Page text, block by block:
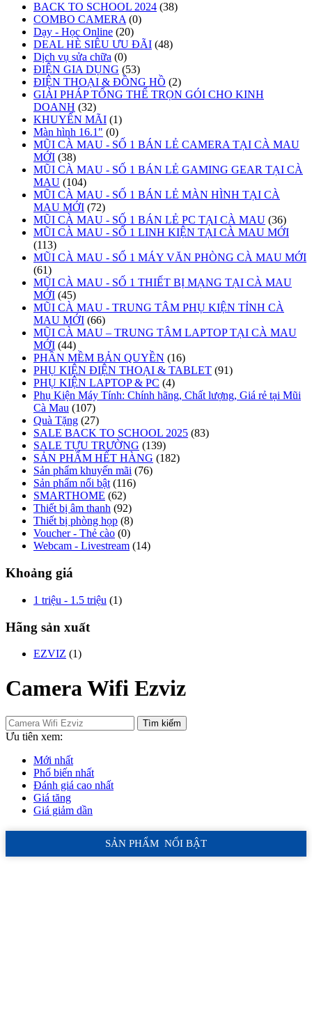
BACK TO SCHOOL 2024 (38)
COMBO CAMERA (0)
Dạy - Học Online (20)
DEAL HÈ SIÊU ƯU ĐÃI (48)
Dịch vụ sửa chữa (0)
ĐIỆN GIA DỤNG (53)
ĐIỆN THOẠI & ĐỒNG HỒ (2)
GIẢI PHÁP TỔNG THỂ TRỌN GÓI CHO KINH
DOANH (32)
KHUYẾN MÃI (1)
Màn hình 16.1" (0)
MŨI CÀ MAU - SỐ 1 BÁN LẺ CAMERA TẠI CÀ MAU
MỚI (38)
MŨI CÀ MAU - SỐ 1 BÁN LẺ GAMING GEAR TẠI CÀ
MAU (104)
MŨI CÀ MAU - SỐ 1 BÁN LẺ MÀN HÌNH TẠI CÀ
MAU MỚI (72)
MŨI CÀ MAU - SỐ 1 BÁN LẺ PC TẠI CÀ MAU (36)
MŨI CÀ MAU - SỐ 1 LINH KIỆN TẠI CÀ MAU MỚI
(113)
MŨI CÀ MAU - SỐ 1 MÁY VĂN PHÒNG CÀ MAU MỚI
(61)
MŨI CÀ MAU - SỐ 1 THIẾT BỊ MẠNG TẠI CÀ MAU
MỚI (45)
MŨI CÀ MAU - TRUNG TÂM PHỤ KIỆN TỈNH CÀ
MAU MỚI (66)
MŨI CÀ MAU – TRUNG TÂM LAPTOP TẠI CÀ MAU
MỚI (44)
PHẦN MỀM BẢN QUYỀN (16)
PHỤ KIỆN ĐIỆN THOẠI & TABLET (91)
PHỤ KIỆN LAPTOP & PC (4)
Phụ Kiện Máy Tính: Chính hãng, Chất lượng, Giá rẻ tại Mũi
Cà Mau (107)
Quà Tặng (27)
SALE BACK TO SCHOOL 2025 (83)
SALE TỰU TRƯỜNG (139)
SẢN PHẨM HẾT HÀNG (182)
Sản phẩm khuyến mãi (76)
Sản phẩm nổi bật (116)
SMARTHOME (62)
Thiết bị âm thanh (92)
Thiết bị phòng họp (8)
Voucher - Thẻ cào (0)
Webcam - Livestream (14)
Khoảng giá
1 triệu - 1.5 triệu (1)
Hãng sản xuất
EZVIZ (1)
Camera Wifi Ezviz
Tìm kiếm
Ưu tiên xem:
Mới nhất
Phổ biến nhất
Đánh giá cao nhất
Giá tăng
Giá giảm dần
SẢN PHẨM NỔI BẬT